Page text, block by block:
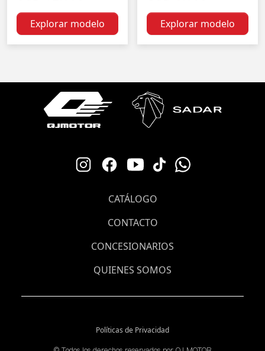
Explorar modelo Explorar modelo
CATÁLOGO
CONTACTO
CONCESIONARIOS
QUIENES SOMOS
Políticas de Privacidad